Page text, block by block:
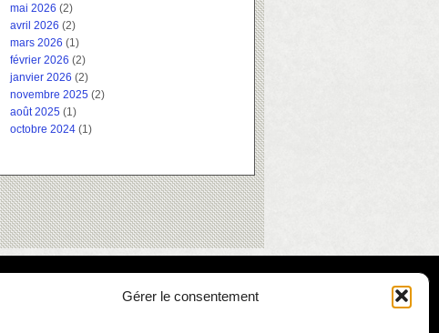
Gérer le consentement
mai 2026 (2)
avril 2026 (2)
mars 2026 (1)
février 2026 (2)
janvier 2026 (2)
novembre 2025 (2)
août 2025 (1)
octobre 2024 (1)